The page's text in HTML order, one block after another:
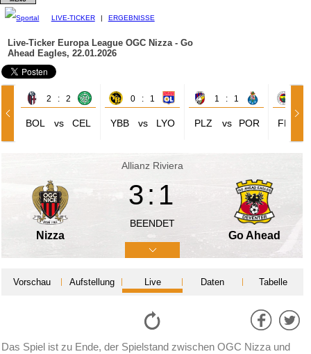
LIVE-TICKER | ERGEBNISSE
Live-Ticker Europa League OGC Nizza - Go
Ahead Eagles, 22.01.2026
2 : 2
BOL vs CEL
0 : 1
YBB vs LYO
1 : 1
PLZ vs POR FER
Allianz Riviera
Nizza
3:1
BEENDET
Go Ahead
Vorschau Aufstellung Live Daten Tabelle
Das Spiel ist zu Ende, der Spielstand zwischen OGC Nizza und